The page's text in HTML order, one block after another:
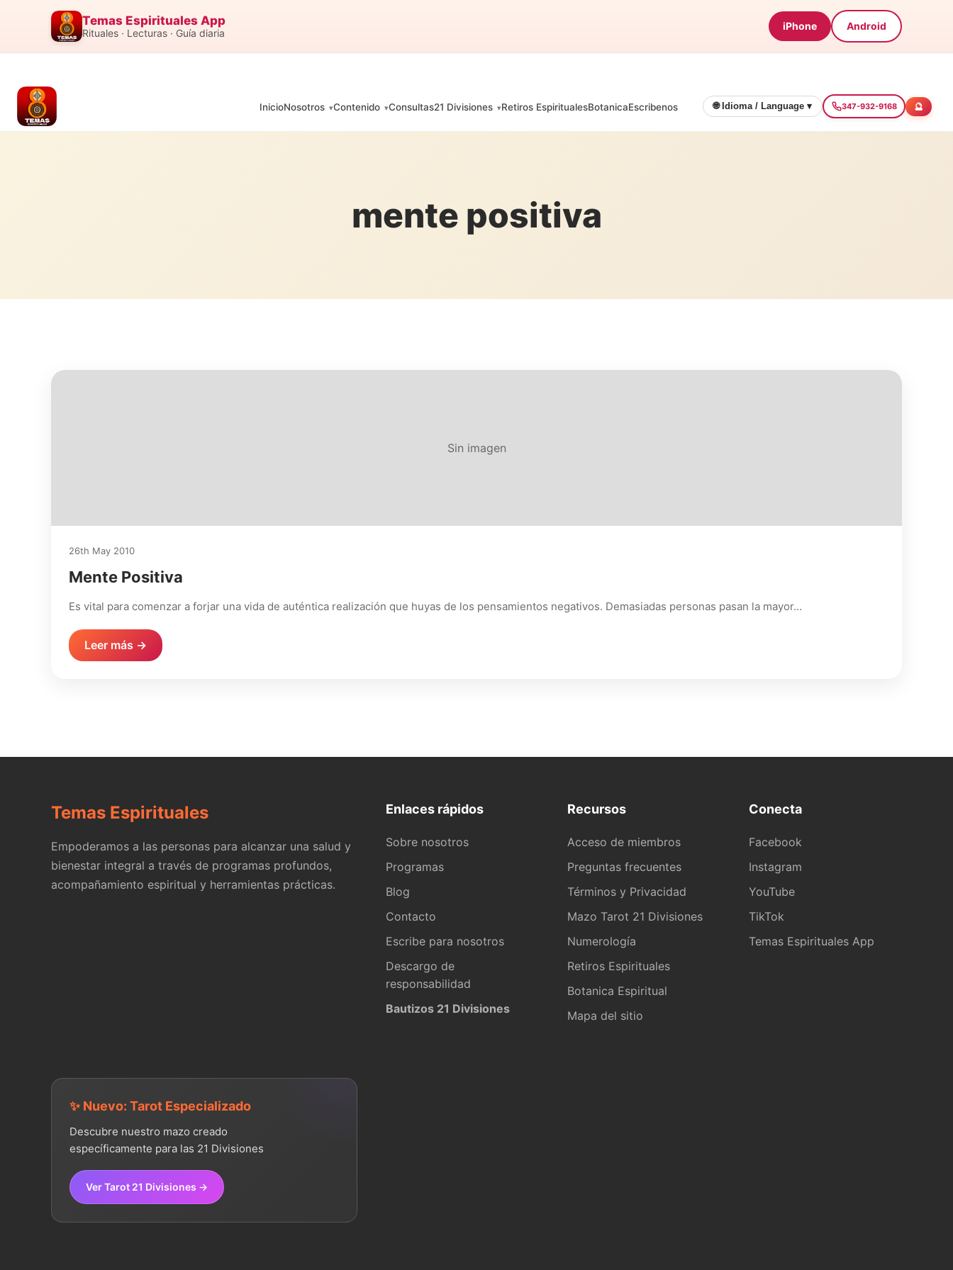
Temas Espirituales App
Rituales · Lecturas · Guía diaria
iPhone Android
InicioNosotros Contenido Consultas21 Divisiones Retiros EspiritualesBotanicaEscribenos 🌐 Idioma / Language ▾ 347-932-9168 🔮
mente positiva
Sin imagen
26th May 2010
Mente Positiva
Es vital para comenzar a forjar una vida de auténtica realización que huyas de los pensamientos negativos. Demasiadas personas pasan la mayor…
Leer más →
Temas Espirituales
Empoderamos a las personas para alcanzar una salud y
bienestar integral a través de programas profundos,
acompañamiento espiritual y herramientas prácticas.
Enlaces rápidos
Sobre nosotros
Programas
Blog
Contacto
Escribe para nosotros
Descargo de
responsabilidad
Bautizos 21 Divisiones
Recursos
Acceso de miembros
Preguntas frecuentes
Términos y Privacidad
Mazo Tarot 21 Divisiones
Numerología
Retiros Espirituales
Botanica Espiritual
Mapa del sitio
Conecta
Facebook
Instagram
YouTube
TikTok
Temas Espirituales App
✨ Nuevo: Tarot Especializado
Descubre nuestro mazo creado
específicamente para las 21 Divisiones
Ver Tarot 21 Divisiones →